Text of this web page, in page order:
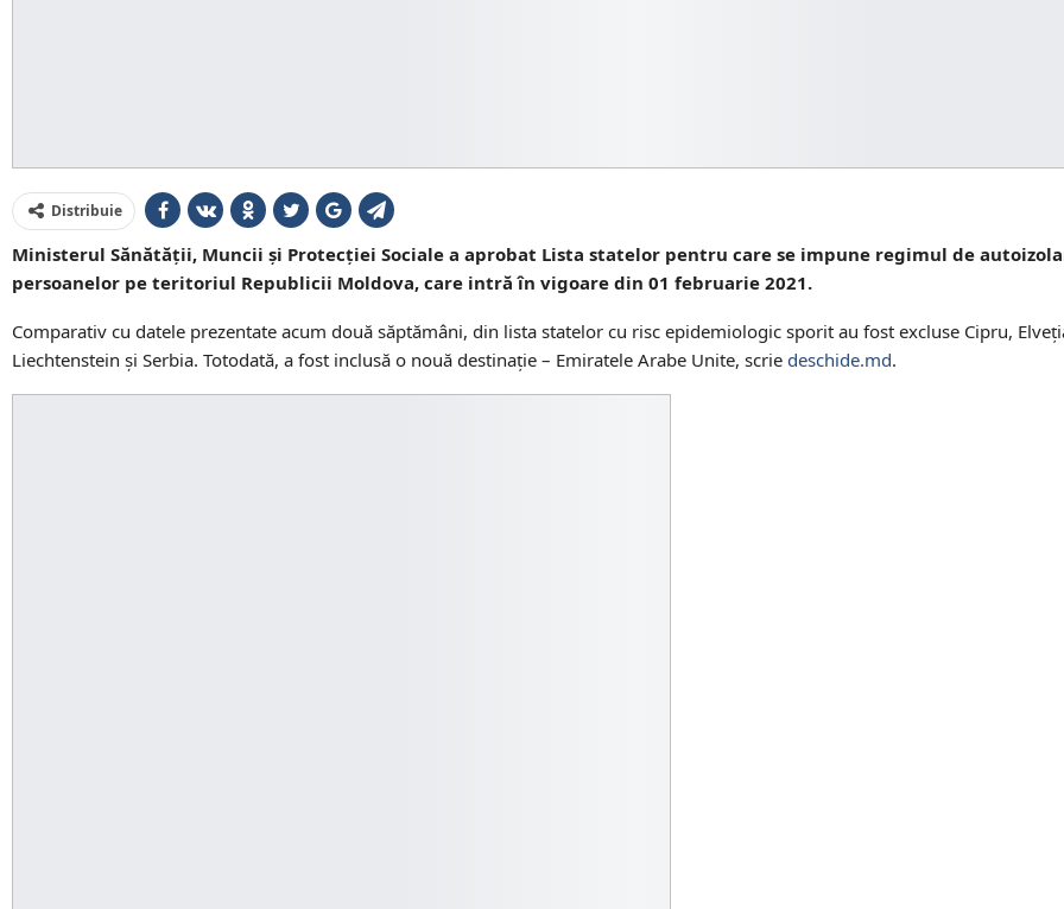
Distribuie
Ministerul Sănătății, Muncii și Protecției Sociale a aprobat Lista statelor pentru care se impune regimul de
persoanelor pe teritoriul Republicii Moldova, care intră în vigoare din 01 februarie 2021.
Comparativ cu datele prezentate acum două săptămâni, din lista statelor cu risc epidemiologic sporit au fost excluse Cipru,
Liechtenstein și Serbia. Totodată, a fost inclusă o nouă destinație – Emiratele Arabe Unite, scrie deschide.md.